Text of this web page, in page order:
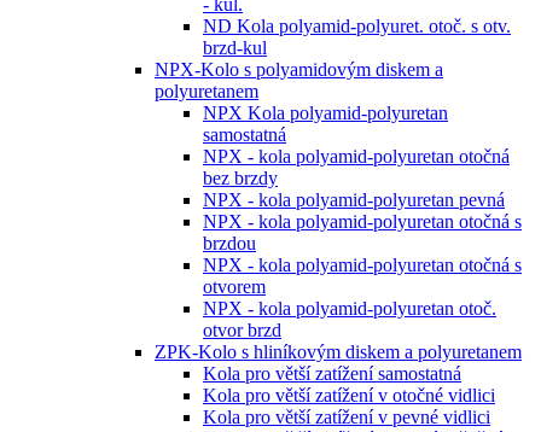
- kul.
ND Kola polyamid-polyuret. otoč. s otv.
brzd-kul
NPX-Kolo s polyamidovým diskem a
polyuretanem
NPX Kola polyamid-polyuretan
samostatná
NPX - kola polyamid-polyuretan otočná
bez brzdy
NPX - kola polyamid-polyuretan pevná
NPX - kola polyamid-polyuretan otočná s
brzdou
NPX - kola polyamid-polyuretan otočná s
otvorem
NPX - kola polyamid-polyuretan otoč.
otvor brzd
ZPK-Kolo s hliníkovým diskem a polyuretanem
Kola pro větší zatížení samostatná
Kola pro větší zatížení v otočné vidlici
Kola pro větší zatížení v pevné vidlici